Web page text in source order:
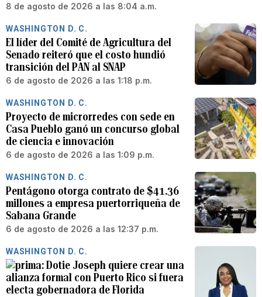
8 de agosto de 2026 a las 8:04 a.m.
WASHINGTON D. C.
El líder del Comité de Agricultura del
Senado reiteró que el costo hundió
transición del PAN al SNAP
6 de agosto de 2026 a las 1:18 p.m.
WASHINGTON D. C.
Proyecto de microrredes con sede en
Casa Pueblo ganó un concurso global
de ciencia e innovación
6 de agosto de 2026 a las 1:09 p.m.
WASHINGTON D. C.
Pentágono otorga contrato de $41.36
millones a empresa puertorriqueña de
Sabana Grande
6 de agosto de 2026 a las 12:37 p.m.
WASHINGTON D. C.
Dotie Joseph quiere crear una
alianza formal con Puerto Rico si fuera
electa gobernadora de Florida